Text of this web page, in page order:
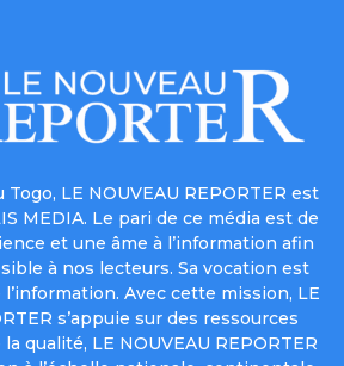
LE NOUVEAU REPORTER est
MEDIA. Le pari de ce média est de
et une âme à l’information afin
à nos lecteurs. Sa vocation est
l’information. Avec cette mission, LE
s’appuie sur des ressources
qualité, LE NOUVEAU REPORTER